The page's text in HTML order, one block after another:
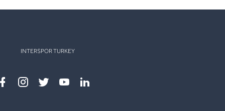
INTERSPOR TURKEY